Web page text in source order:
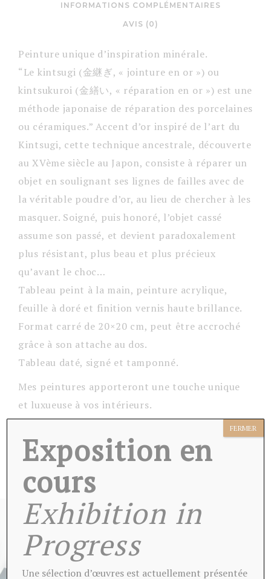
INFORMATIONS COMPLÉMENTAIRES
AVIS (0)
Peinture unique d’inspiration minérale.
“Le kintsugi (金継ぎ, « jointure en or ») ou
kintsukuroi (金繕い, « réparation en or ») est une
méthode japonaise de réparation des porcelaines
ou céramiques.” Accent d’or inspiré de l’art du
Kintsugi, cette technique ancestrale, découverte
au XVème siècle au Japon, consiste à réparer un
objet en soulignant ses lignes de failles avec de
la véritable poudre d’or, au lieu de chercher à les
masquer. Soigné, puis honoré, l’objet cassé
assume son passé, et devient paradoxalement
plus résistant, plus beau et plus précieux
qu’avant le choc…
Tableau peint à la main, peinture acrylique,
feuille à doré et finition vernis haute brillance.
Format carré de 20×20 cm, peut être accroché
grâce à son attache au dos.
Tableau daté, signé et tamponné.
Mes peintures apporteront une touche unique
et luxueuse à vos intérieurs.
emballé soigneusement.
Exposition en
cours
Exhibition in
Progress
Une sélection d’œuvres est actuellement présentée
FERMER